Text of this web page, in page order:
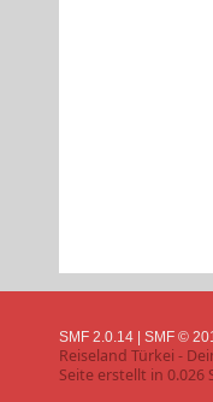
SMF 2.0.14 | SMF ©
Reiseland Türkei -
Seite erstellt in